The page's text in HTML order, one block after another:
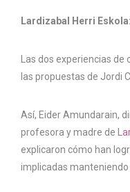
Lardizabal Herri
Las dos experiencias
las propuestas de Jordi
Así, Eider Amundarain,
profesora y madre de
explicaron cómo han
implicadas